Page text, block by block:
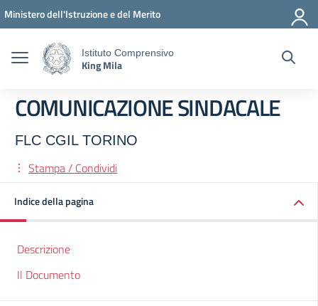
Vai ai contenuti
Vai al menu di navigazione
Vai al footer
Ministero dell'Istruzione e del Merito
Istituto Comprensivo
King Mila
COMUNICAZIONE SINDACALE
FLC CGIL TORINO
Stampa / Condividi
Indice della pagina
Descrizione
Il Documento